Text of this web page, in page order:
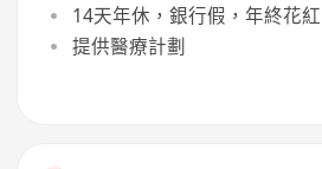
14天年休，銀行假，年終花紅
提供醫療計劃